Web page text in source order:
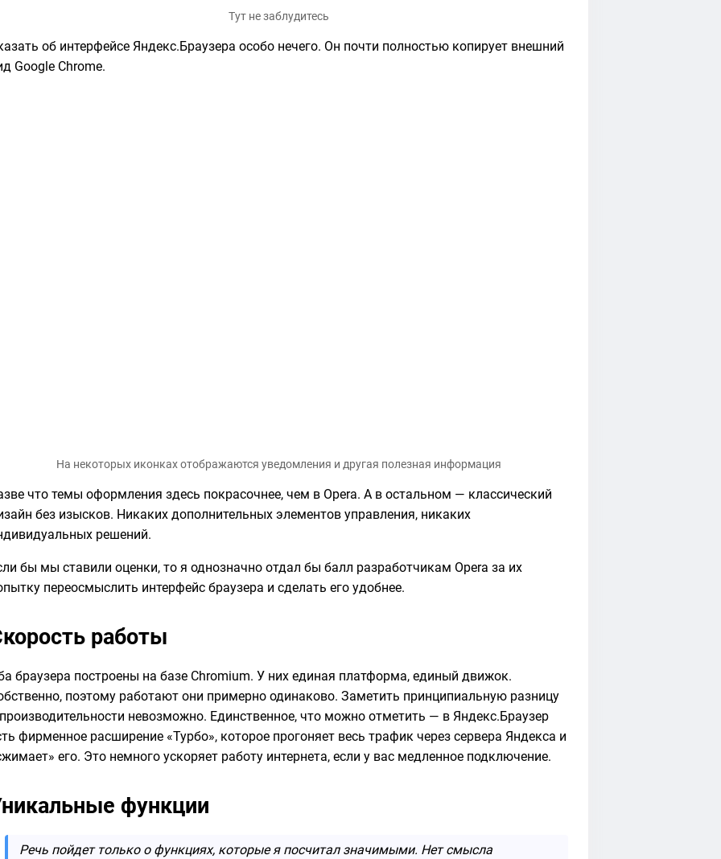
Тут не заблудитесь
об интерфейсе Яндекс.Браузера особо нечего. Он почти полностью копирует внешний
Google Chrome.
На некоторых иконках отображаются уведомления и другая полезная информация
что темы оформления здесь покрасочнее, чем в Opera. А в остальном — классический
без изысков. Никаких дополнительных элементов управления, никаких
решений.
бы мы ставили оценки, то я однозначно отдал бы балл разработчикам Opera за их
переосмыслить интерфейс браузера и сделать его удобнее.
работы
браузера построены на базе Chromium. У них единая платформа, единый движок.
поэтому работают они примерно одинаково. Заметить принципиальную разницу
невозможно. Единственное, что можно отметить — в Яндекс.Браузер
фирменное расширение «Турбо», которое прогоняет весь трафик через сервера Яндекса и
его. Это немного ускоряет работу интернета, если у вас медленное подключение.
функции
Речь пойдет только о функциях, которые я посчитал значимыми. Нет смысла